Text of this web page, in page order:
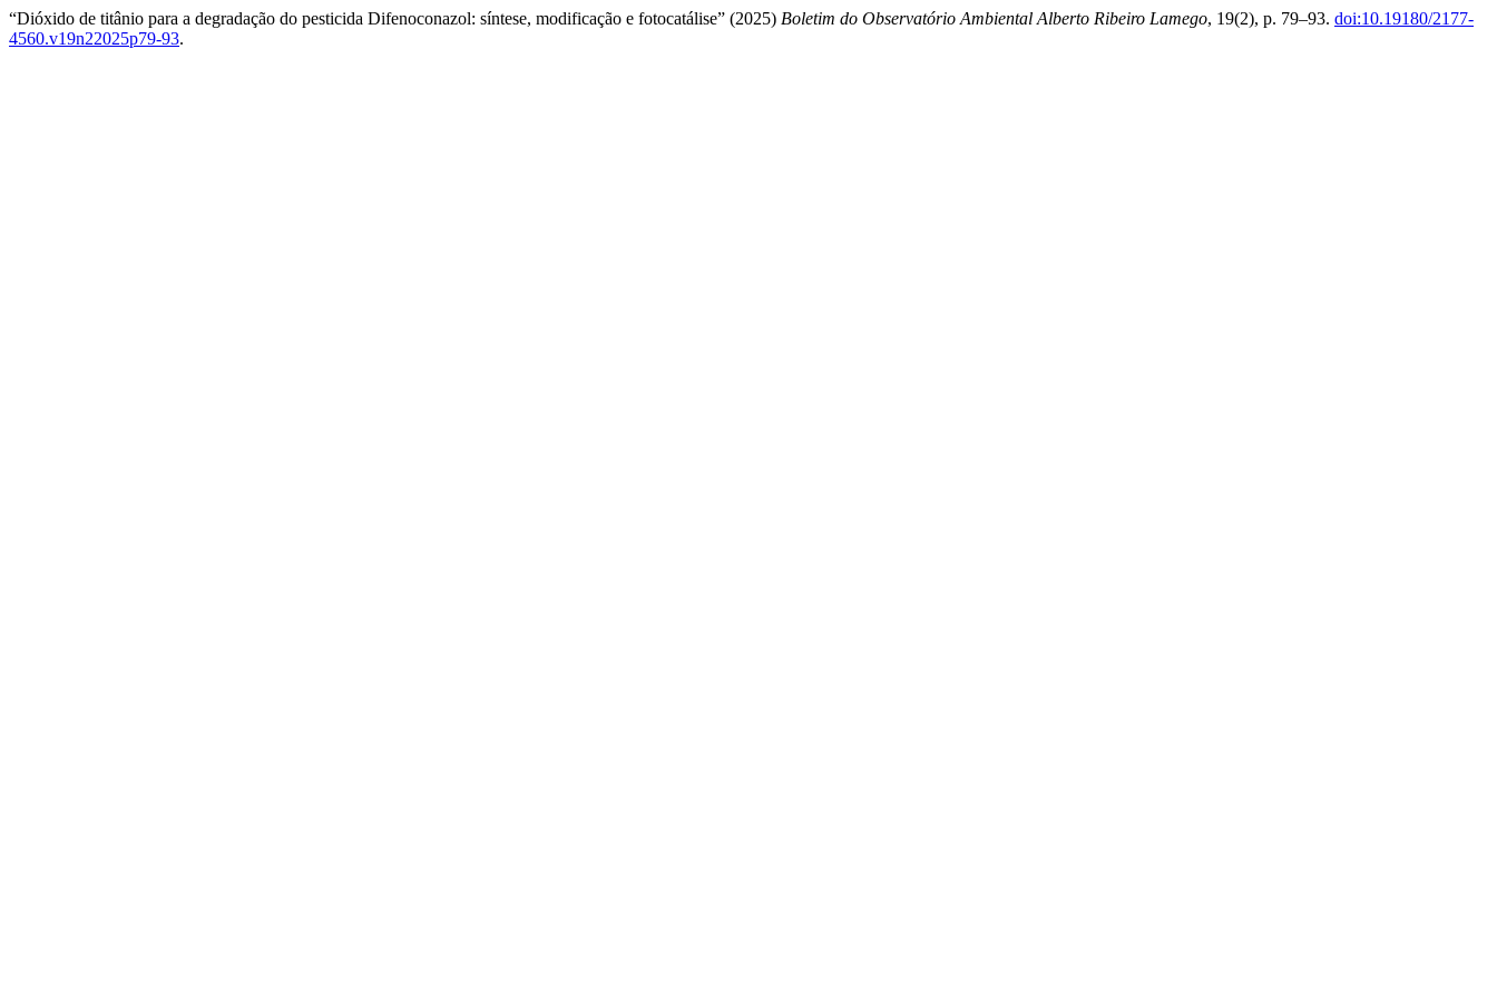
“Dióxido de titânio para a degradação do pesticida Difenoconazol: síntese, modificação e fotocatálise” (2025) Boletim do Observatório Ambiental Alberto Ribeiro Lamego, 19(2), p. 79–93. doi:10.19180/2177-
4560.v19n22025p79-93.